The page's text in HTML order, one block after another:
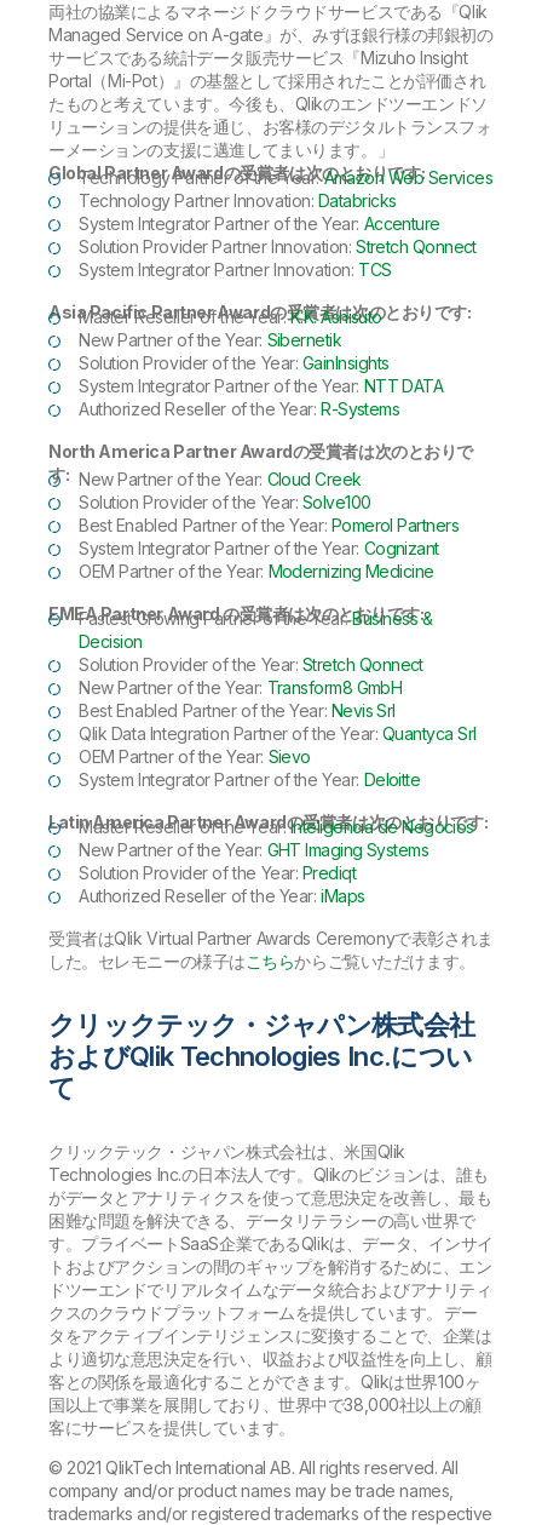
両社の協業によるマネージドクラウドサービスである『Qlik
Managed Service on A-gate』が、みずほ銀行様の邦銀初の
サービスである統計データ販売サービス『Mizuho Insight
Portal（Mi-Pot）』の基盤として採用されたことが評価され
たものと考えています。今後も、Qlikのエンドツーエンドソ
リューションの提供を通じ、お客様のデジタルトランスフォ
ーメーションの支援に邁進してまいります。」
Global Partner Awardの受賞者は次のとおりです:
Technology Partner of the Year:Amazon Web Services
Technology Partner Innovation: Databricks
System Integrator Partner of the Year: Accenture
Solution Provider Partner Innovation:Stretch Qonnect
System Integrator Partner Innovation: TCS
Asia Pacific Partner Awardの受賞者は次のとおりです:
Master Reseller of the Year:K.K. Ashisuto
New Partner of the Year: Sibernetik
Solution Provider of the Year: GainInsights
System Integrator Partner of the Year: NTT DATA
Authorized Reseller of the Year:R-Systems
North America Partner Awardの受賞者は次のとおりで
す: New Partner of the Year: Cloud Creek
Solution Provider of the Year: Solve100
Best Enabled Partner of the Year: Pomerol Partners
System Integrator Partner of the Year: Cognizant
OEM Partner of the Year: Modernizing Medicine
EMEA Partner Award の受賞者は次のとおりです:
Fastest Growing Partner of the Year:Business &
Decision
Solution Provider of the Year: Stretch Qonnect
New Partner of the Year: Transform8 GmbH
Best Enabled Partner of the Year: Nevis Srl
Qlik Data Integration Partner of the Year: Quantyca Srl
OEM Partner of the Year: Sievo
System Integrator Partner of the Year: Deloitte
Latin America Partner Awardの受賞者は次のとおりです:
Master Reseller of the Year:Inteligencia de Negocios
New Partner of the Year: GHT Imaging Systems
Solution Provider of the Year: Prediqt
Authorized Reseller of the Year:iMaps
受賞者はQlik Virtual Partner Awards Ceremonyで表彰されま
した。セレモニーの様子はこちらからご覧いただけます。
クリックテック・ジャパン株式会社
およびQlik Technologies Inc.につい
て
クリックテック・ジャパン株式会社は、米国Qlik
Technologies Inc.の日本法人です。Qlikのビジョンは、誰も
がデータとアナリティクスを使って意思決定を改善し、最も
困難な問題を解決できる、データリテラシーの高い世界で
す。プライベートSaaS企業であるQlikは、データ、インサイ
トおよびアクションの間のギャップを解消するために、エン
ドツーエンドでリアルタイムなデータ統合およびアナリティ
クスのクラウドプラットフォームを提供しています。 デー
タをアクティブインテリジェンスに変換することで、企業は
より適切な意思決定を行い、収益および収益性を向上し、顧
客との関係を最適化することができます。Qlikは世界100ヶ
国以上で事業を展開しており、世界中で38,000社以上の顧
客にサービスを提供しています。
© 2021 QlikTech International AB. All rights reserved. All
company and/or product names may be trade names,
trademarks and/or registered trademarks of the respective